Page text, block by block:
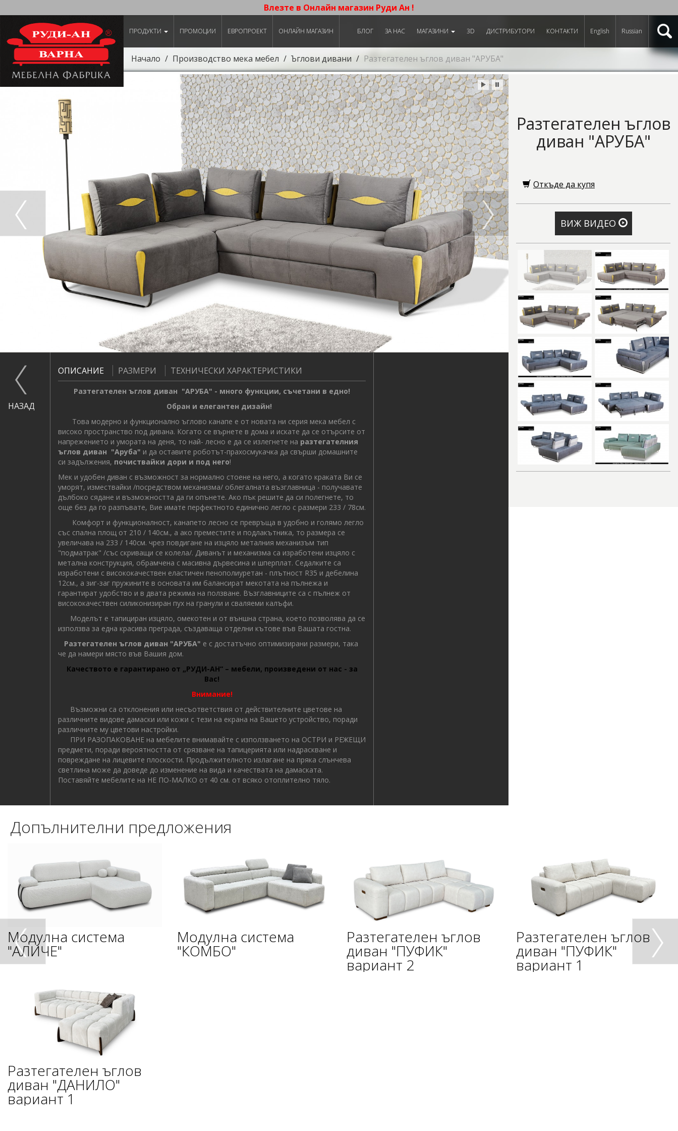
Влезте в Онлайн магазин Руди Ан !
ПРОДУКТИ ПРОМОЦИИ ЕВРОПРОЕКТ ОНЛАЙН МАГАЗИН БЛОГ ЗА НАС МАГАЗИНИ 3D ДИСТРИБУТОРИ КОНТАКТИ English Russian
Начало Производство мека мебел Ъглови дивани Разтегателен ъглов диван "АРУБА"
Разтегателен ъглов
диван "АРУБА"
Откъде да купя
ВИЖ ВИДЕО
НАЗАД
ОПИСАНИЕ РАЗМЕРИ ТЕХНИЧЕСКИ ХАРАКТЕРИСТИКИ
Разтегателен ъглов диван "АРУБА" - много функции, съчетани в едно!
Обран и елегантен дизайн!
Това модерно и функционално ъглово канапе е от новата ни серия мека мебел с
високо пространство под дивана. Когато се върнете в дома и искате да се отърсите от
напрежението и умората на деня, то най- лесно е да се излегнете на разтегателния
ъглов диван "Аруба" и да оставите роботът-прахосмукачка да свърши домашните
си задължения, почиствайки дори и под него!
Мек и удобен диван с възможност за нормално стоене на него, а когато краката Ви се
уморят, измествайки /посредством механизма/ облегалната възглавница - получавате
дълбоко сядане и възможността да ги опънете. Ако пък решите да си полегнете, то
още без да го разпъвате, Вие имате перфектното единично легло с размери 233 / 78см.
Комфорт и функционалност, канапето лесно се превръща в удобно и голямо легло
със спална площ от 210 / 140см., а ако преместите и подлакътника, то размера се
увеличава на 233 / 140см. чрез повдигане на изцяло металния механизъм тип
"подматрак" /със скриващи се колела/. Диванът и механизма са изработени изцяло с
метална конструкция, обрамчена с масивна дървесина и шперплат. Седалките са
изработени с висококачествен еластичен пенополиуретан - плътност R35 и дебелина
12см., а зиг-заг пружините в основата им балансират мекотата на пълнежа и
гарантират удобство и в двата режима на ползване. Възглавниците са с пълнеж от
висококачествен силиконизиран пух на гранули и сваляеми калъфи.
Моделът е тапициран изцяло, омекотен и от външна страна, което позволява да се
използва за една красива преграда, създаваща отделни кътове във Вашата гостна.
Разтегателен ъглов диван "АРУБА" е с достатъчно оптимизирани размери, така
че да намери място във Вашия дом.
Качеството е гарантирано от „РУДИ-АН“ – мебели, произведени от нас - за
Вас!
Внимание!
Възможни са отклонения или несъответствия от действителните цветове на
различните видове дамаски или кожи с тези на екрана на Вашето устройство, поради
различните му цветови настройки.
ПРИ РАЗОПАКОВАНЕ на мебелите внимавайте с използването на ОСТРИ и РЕЖЕЩИ
предмети, поради вероятността от срязване на тапицерията или надраскване и
повреждане на лицевите плоскости. Продължителното излагане на пряка слънчева
светлина може да доведе до изменение на вида и качествата на дамаската.
Поставяйте мебелите на НЕ ПО-МАЛКО от 40 см. от всяко отоплително тяло.
Допълнителни предложения
Модулна система
"АЛИЧЕ"
Модулна система
"КОМБО"
Разтегателен ъглов
диван "ПУФИК"
вариант 2
Разтегателен ъглов
диван "ПУФИК"
вариант 1
Разтегателен ъглов
диван "ДАНИЛО"
вариант 1